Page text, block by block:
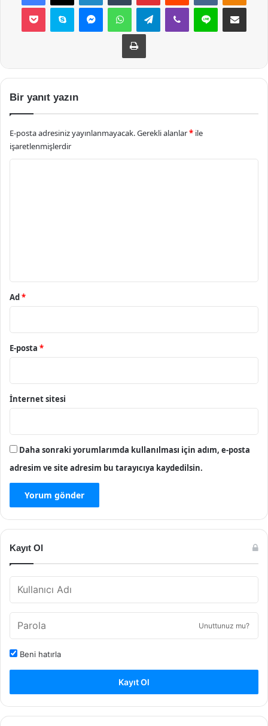
Pocket Skype MessengerWhatsAppTelegramViber Line E-Posta ile
Yazdır
Bir yanıt yazın
E-posta adresiniz yayınlanmayacak.Gerekli alanlar* ile
işaretlenmişlerdir
Ad*
E-posta *
İnternet sitesi
Daha sonraki yorumlarımda kullanılması için adım, e-posta
adresim ve site adresim bu tarayıcıya kaydedilsin.
Kayıt Ol
Unuttunuz mu?
Beni hatırla
Kayıt Ol